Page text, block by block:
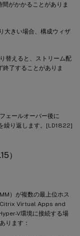
がかかることがありま
大きい場合、構成ウィザ
替えると、ストリーム配
了することがありま
ェールオーバー後に
繰り返します。[LD1822]
）
）が複数の最上位ホス
Citrix Virtual Apps and
V環境に接続する場
ります：